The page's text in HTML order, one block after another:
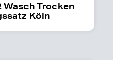
Wasch Trocken
Köln